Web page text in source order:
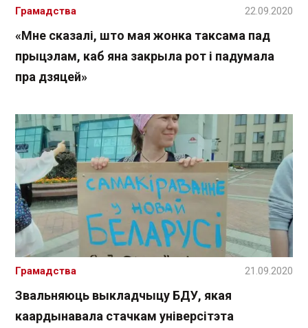
«Мне сказалі, што мая жонка таксама пад
прыцэлам, каб яна закрыла рот і падумала
пра дзяцей»
Грамадства 22.09.2020
Звальняюць выкладчыцу БДУ, якая
каардынавала стачкам універсітэта
Грамадства 21.09.2020